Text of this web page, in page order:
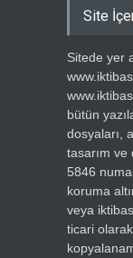
Site
Sitede yer
bütün
dosyaları,
tasarım ve
5846
koruma
veya
ticari